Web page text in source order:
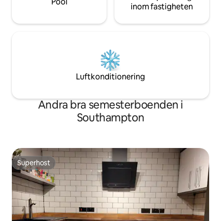
inom fastigheten
Luftkonditionering
Andra bra semesterboenden i
Southampton
Superhost
Superhost